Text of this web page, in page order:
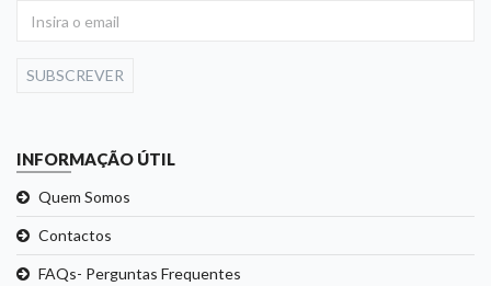
SUBSCREVER
INFORMAÇÃO ÚTIL
Quem Somos
Contactos
FAQs- Perguntas Frequentes